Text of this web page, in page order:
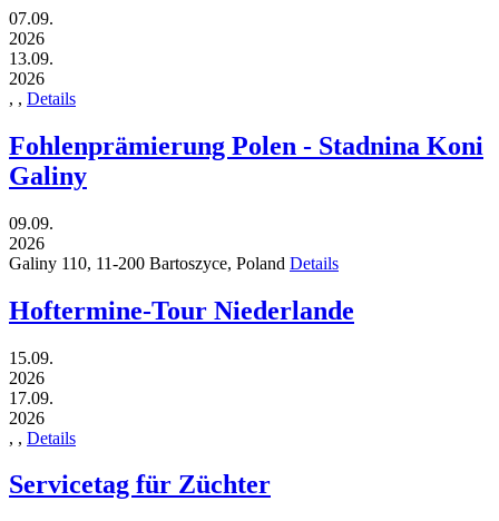
07.09.
2026
13.09.
2026
, , Details
Fohlenprämierung Polen - Stadnina Koni
Galiny
09.09.
2026
Galiny 110, 11-200 Bartoszyce, Poland Details
Hoftermine-Tour Niederlande
15.09.
2026
17.09.
2026
, , Details
Servicetag für Züchter